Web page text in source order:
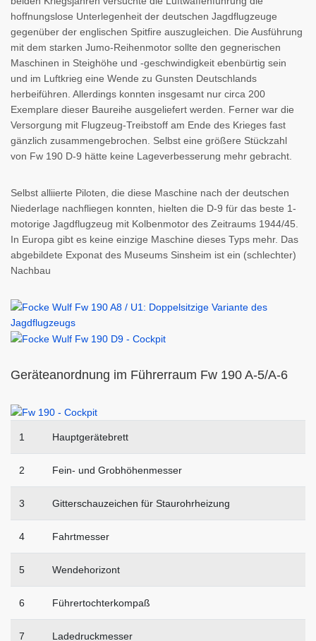
hoffnungslose Unterlegenheit der deutschen Jagdflugzeuge
gegenüber der englischen Spitfire auszugleichen. Die Ausführung
mit dem starken Jumo-Reihenmotor sollte den gegnerischen
Maschinen in Steighöhe und -geschwindigkeit ebenbürtig sein
und im Luftkrieg eine Wende zu Gunsten Deutschlands
herbeiführen. Allerdings konnten insgesamt nur circa 200
Exemplare dieser Baureihe ausgeliefert werden. Ferner war die
Versorgung mit Flugzeug-Treibstoff am Ende des Krieges fast
gänzlich zusammengebrochen. Selbst eine größere Stückzahl
von Fw 190 D-9 hätte keine Lageverbesserung mehr gebracht.
Selbst alliierte Piloten, die diese Maschine nach der deutschen
Niederlage nachfliegen konnten, hielten die D-9 für das beste 1-
motorige Jagdflugzeug mit Kolbenmotor des Zeitraums 1944/45.
In Europa gibt es keine einzige Maschine dieses Typs mehr. Das
abgebildete Exponat des Museums Sinsheim ist ein (schlechter)
Nachbau
Geräteanordnung im Führerraum Fw 190 A-5/A-6
1 Hauptgerätebrett
2 Fein- und Grobhöhenmesser
3 Gitterschauzeichen für Staurohrheizung
4 Fahrtmesser
5 Wendehorizont
6 Führertochterkompaß
7 Ladedruckmesser